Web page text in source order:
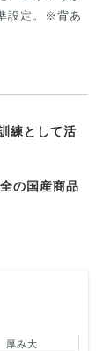
設定。※背あ
練として活
の国産商品
厚み大